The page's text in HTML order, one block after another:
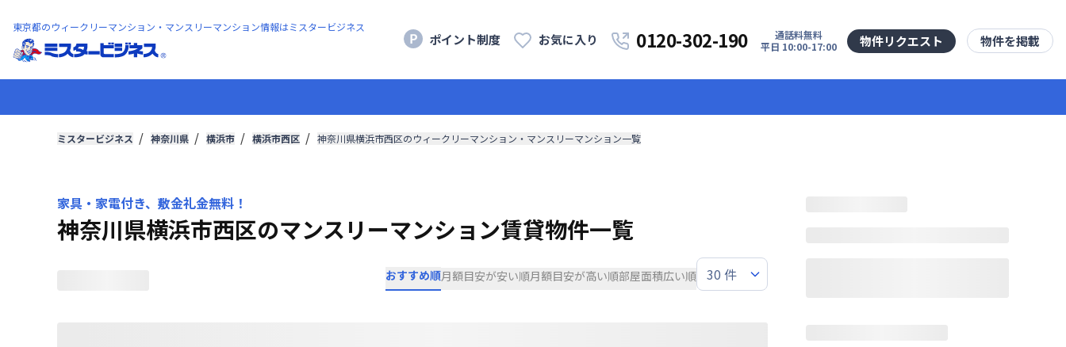
東京都のウィークリーマンション・マンスリーマンション情報はミスタービジネス
ポイント制度 お気に入り 0120-302-190
通話料無料
平日 10:00-17:00
物件リクエスト 物件を掲載
ミスタービジネス 神奈川県 横浜市 横浜市西区 神奈川県横浜市西区のウィークリーマンション・マンスリーマンション一覧
家具・家電付き、敷金礼金無料！
神奈川県横浜市西区のマンスリーマンション賃貸物件一覧
おすすめ順月額目安が安い順月額目安が高い順部屋面積広い順